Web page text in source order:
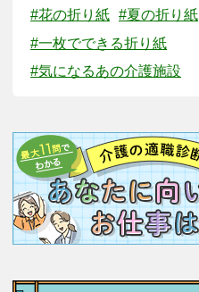
#花の折り紙 #夏の折り紙
#一枚でできる折り紙
#気になるあの介護施設